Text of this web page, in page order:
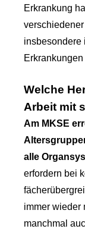
Erkrankung
insbesondere
Welche
Arbeit mit
Am MKSE
alle
erfordern bei
immer wieder
manchmal